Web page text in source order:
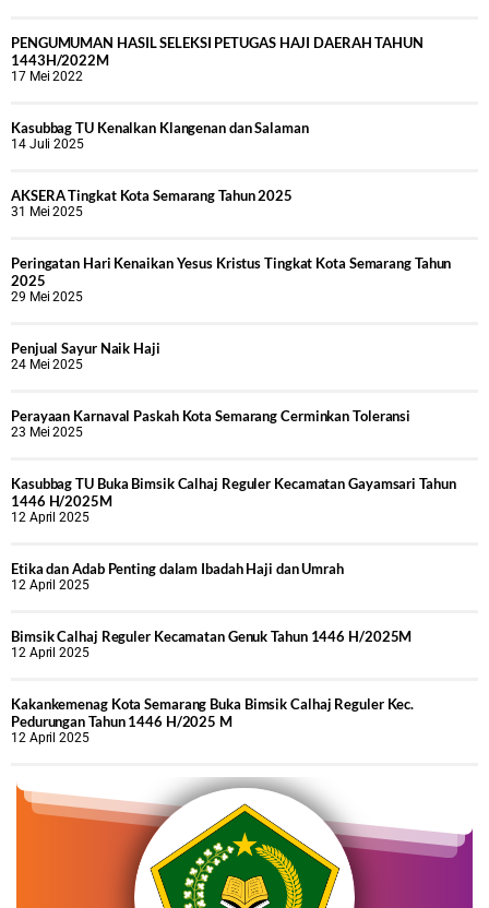
PENGUMUMAN HASIL SELEKSI PETUGAS HAJI DAERAH TAHUN
1443H/2022M
17 Mei 2022
Kasubbag TU Kenalkan Klangenan dan Salaman
14 Juli 2025
AKSERA Tingkat Kota Semarang Tahun 2025
31 Mei 2025
Peringatan Hari Kenaikan Yesus Kristus Tingkat Kota Semarang Tahun
2025
29 Mei 2025
Penjual Sayur Naik Haji
24 Mei 2025
Perayaan Karnaval Paskah Kota Semarang Cerminkan Toleransi
23 Mei 2025
Kasubbag TU Buka Bimsik Calhaj Reguler Kecamatan Gayamsari Tahun
1446 H/2025M
12 April 2025
Etika dan Adab Penting dalam Ibadah Haji dan Umrah
12 April 2025
Bimsik Calhaj Reguler Kecamatan Genuk Tahun 1446 H/2025M
12 April 2025
Kakankemenag Kota Semarang Buka Bimsik Calhaj Reguler Kec.
Pedurungan Tahun 1446 H/2025 M
12 April 2025